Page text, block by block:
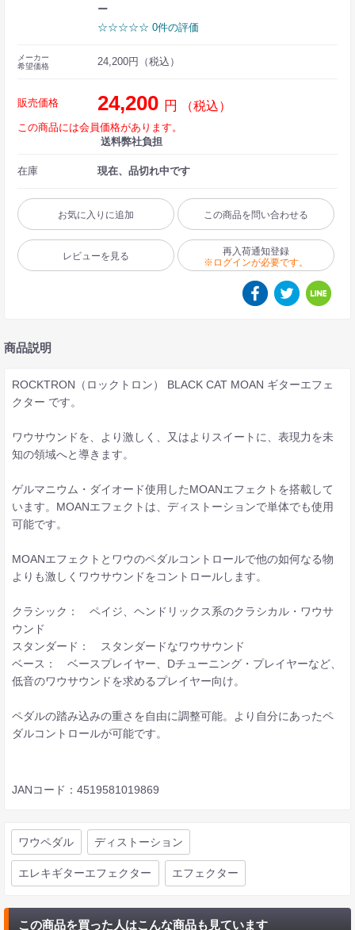
ー
☆☆☆☆☆ 0件の評価
メーカー
希望価格
24,200円（税込）
販売価格 24,200 円 （税込）
この商品には会員価格があります。
送料弊社負担
在庫 現在、品切れ中です
お気に入りに追加 この商品を問い合わせる
レビューを見る
再入荷通知登録
※ログインが必要です。
商品説明
ROCKTRON（ロックトロン） BLACK CAT MOAN ギターエフェ
クター です。
ワウサウンドを、より激しく、又はよりスイートに、表現力を未
知の領域へと導きます。
ゲルマニウム・ダイオード使用したMOANエフェクトを搭載して
います。MOANエフェクトは、ディストーションで単体でも使用
可能です。
MOANエフェクトとワウのペダルコントロールで他の如何なる物
よりも激しくワウサウンドをコントロールします。
クラシック： ペイジ、ヘンドリックス系のクラシカル・ワウサ
ウンド
スタンダード： スタンダードなワウサウンド
ベース： ベースプレイヤー、Dチューニング・プレイヤーなど、
低音のワウサウンドを求めるプレイヤー向け。
ペダルの踏み込みの重さを自由に調整可能。より自分にあったペ
ダルコントロールが可能です。
JANコード：4519581019869
ワウペダル ディストーション
エレキギターエフェクター エフェクター
この商品を買った人はこんな商品も見ています